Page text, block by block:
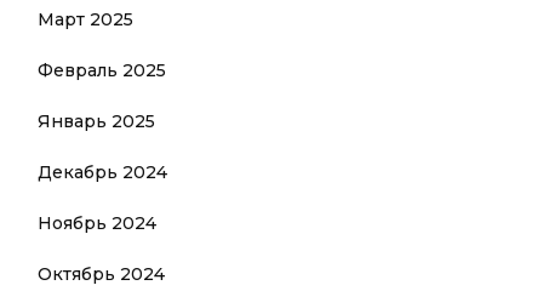
Март 2025
Февраль 2025
Январь 2025
Декабрь 2024
Ноябрь 2024
Октябрь 2024